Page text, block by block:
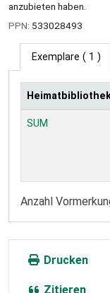
anzubieten haben.
PPN: 533028493
Exemplare ( 1 )
Exemplare
SUM
Anzahl
Drucken
Zitieren